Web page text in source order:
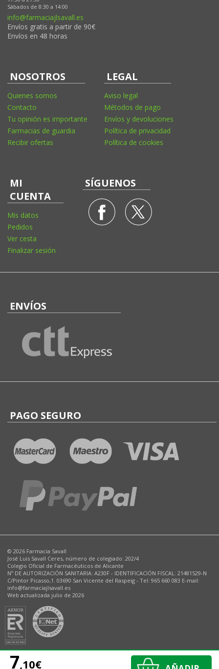
7,10€
Sábados de 8:30 a 14:00
info@farmaciajlsavall.es
Envíos gratis a partir de 90€
Envíos en 48 horas
NOSOTROS
Quienes somos
Contacto
Tu opinión es importante
Farmacias de guardia
Recibir ofertas
LEGAL
Aviso legal
Métodos de pago
Envíos y devoluciones
Política de privacidad
Política de cookies
MI
CUENTA
Mis datos
Pedidos
Ver cesta
Finalizar sesión
SÍGUENOS
ENVÍOS
PAGO SEGURO
© 2026 Farmacia Savall
José Luis Savall Ceres, número de colegiado: 202/4
Colegio Oficial de Farmacéuticos de Alicante
Nº DE AUTORIZACIÓN SANITARIA: A230F - IDENTIFICACIÓN FISCAL: 21481529-N
C/Pintor Picasso,1. 03690 San Vicente del Raspeig - Tel: 965 660 083 E-mail:
info@farmaciajlsavall.es
Web actualizada julio de 2026